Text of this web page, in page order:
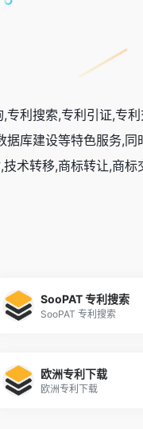
利搜索,专利引证,专
库建设等特色服务,
术转移,商标转让,商
SooPAT 专利搜索
SooPAT 专利搜索
欧洲专利下载
欧洲专利下载